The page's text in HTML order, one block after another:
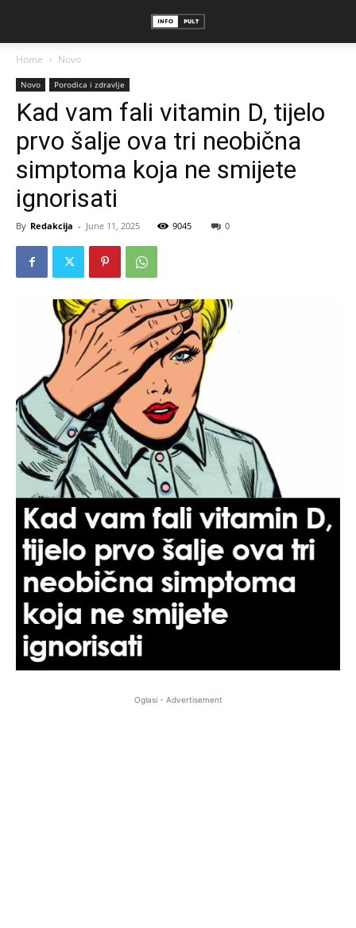
Home Novo
Novo Porodica i zdravlje
Kad vam fali vitamin D, tijelo
prvo šalje ova tri neobična
simptoma koja ne smijete
ignorisati
By Redakcija - June 11, 2025 9045 0
Oglasi - Advertisement